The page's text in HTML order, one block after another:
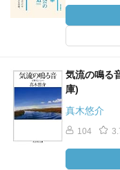
気流の鳴る
庫)
真木悠介
104